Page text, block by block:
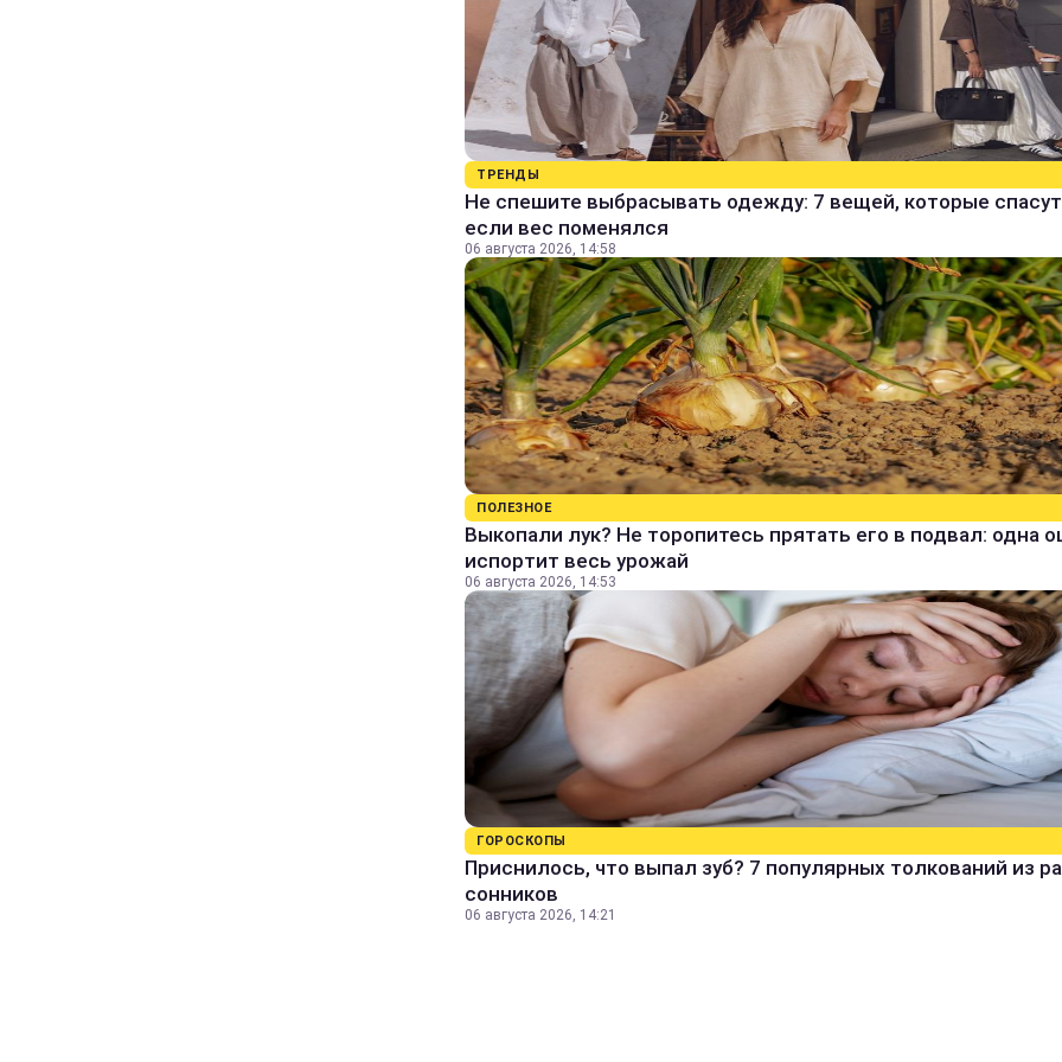
ТРЕНДЫ
Не спешите выбрасывать одежду: 7 вещей, которые
если вес поменялся
06 августа 2026, 14:58
ПОЛЕЗНОЕ
Выкопали лук? Не торопитесь прятать его в подвал: одна
испортит весь урожай
06 августа 2026, 14:53
ГОРОСКОПЫ
Приснилось, что выпал зуб? 7 популярных толкований из
сонников
06 августа 2026, 14:21